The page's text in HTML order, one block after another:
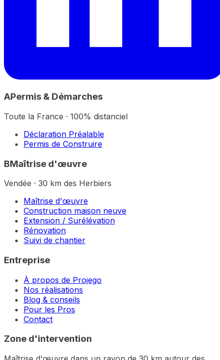
APermis & Démarches
Toute la France · 100% distanciel
Déclaration Préalable
Permis de Construire
BMaîtrise d'œuvre
Vendée · 30 km des Herbiers
Maîtrise d'œuvre
Construction maison neuve
Extension / Surélévation
Rénovation
Suivi de chantier
Entreprise
À propos de Projego
Nos réalisations
Blog & conseils
Pour les Pros
Contact
Zone d'intervention